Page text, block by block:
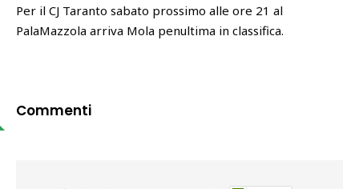
Per il CJ Taranto sabato prossimo alle ore 21 al
PalaMazzola arriva Mola penultima in classifica.
Commenti